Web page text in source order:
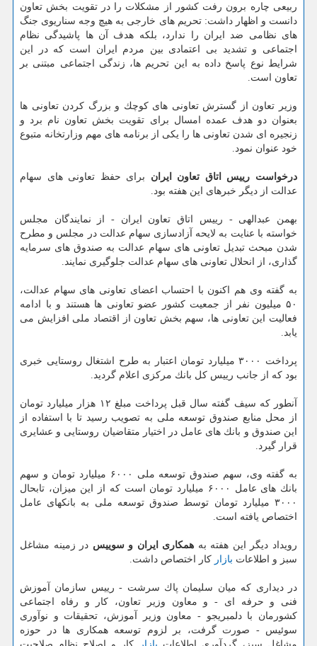
ربیعی چاره برون رفت كشور از مشكلات را در تقویت بخش تعاون
دانست و اظهار داشت: تحریم های خارجی به هیچ وجه سناریوی جنگ
های نظامی ضد ایران را ندارد، بلكه هدف آن ها پاشیدگی نظام
اجتماعی و تشدید بی اعتمادی بین مردم ایران است كه در این
شرایط نوع پاسخ داده به این تحریم ها، زندگی اجتماعی مبتنی بر
تعاون است.
وزیر تعاون از گسترش تعاونی های كوچك و بزرگ كردن تعاونی ها
بعنوان دو هدف عمده امسال برای تقویت بخش تعاون نام برد و
زنجیره ای شدن تعاونی ها را یكی از برنامه های مهم وزارتخانه متبوع
خود عنوان نمود.
درخواست رییس اتاق تعاون ایران برای حفظ تعاونی های سهام
عدالت از دیگر خبرهای این هفته بود.
بهمن عبدالهی - رییس اتاق تعاون ایران - از نمایندگان مجلس
خواسته با عنایت به لایحه آزادسازی سهام عدالت در مجلس و مطرح
شدن مبحث تبدیل تعاونی های سهام عدالت به صندوق های سرمایه
گذاری، از انحلال تعاونی های سهام عدالت جلوگیری نمایند.
به گفته وی هم اكنون با احتساب اعضای تعاونی های سهام عدالت،
۵۰ میلیون نفر از جمعیت كشور عضو تعاونی ها هستند و با ادامه
فعالیت این تعاونی ها، سهم بخش تعاون از اقتصاد ملی افزایش می
یابد.
پرداخت ۳۰۰۰ میلیارد تومان اعتبار به طرح اشتغال روستایی
خبری
بود كه از جانب رییس كل بانك مركزی اعلام گردید.
آنطور كه سیف گفته سال قبل پرداخت مبلغ ۱۲ هزار میلیارد تومان
از محل منابع صندوق توسعه ملی به تصویب رسید تا با استفاده از
این صندوق و بانك های عامل در اختیار متقاضیان روستایی و عشایری
قرار گیرد.
به گفته وی، سهم صندوق توسعه ملی ۶۰۰۰ میلیارد تومان و سهم
بانك های عامل ۶۰۰۰ میلیارد تومان است كه از این میزان، تابحال
۳۰۰۰ میلیارد تومان توسط صندوق توسعه ملی به بانكهای عامل
اختصاص یافته است.
رویداد دیگر این هفته به همكاری ایران و سوییس در زمینه مشاغل
سبز و اطلاعات بازار كار اختصاص داشت.
در دیداری كه میان سلیمان پاك سرشت - رییس سازمان آموزش
فنی و حرفه ای - و معاون وزیر تعاون، كار و رفاه اجتماعی
كشورمان با دلمبریجو - معاون وزیر آموزش، تحقیقات و نوآوری
سوئیس - صورت گرفت، بر لزوم توسعه همكاری ها در حوزه